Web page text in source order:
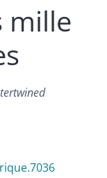
mille